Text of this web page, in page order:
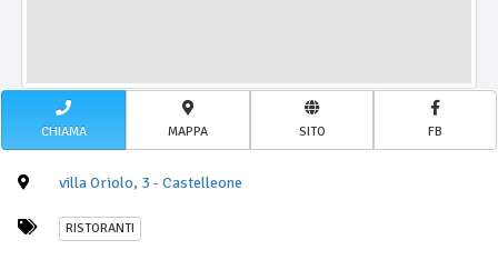
CHIAMA MAPPA SITO FB
villa Oriolo, 3 - Castelleone
RISTORANTI